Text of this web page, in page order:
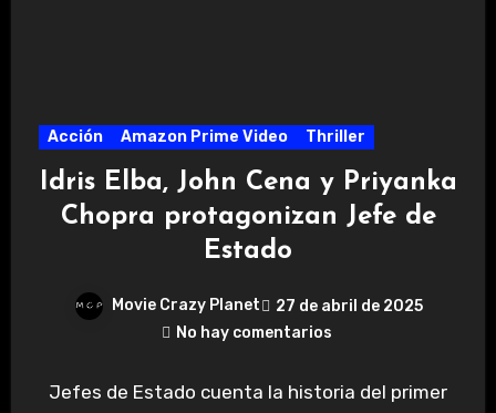
Acción Amazon Prime Video Thriller
Idris Elba, John Cena y Priyanka
Chopra protagonizan Jefe de
Estado
Movie Crazy Planet
27 de abril de 2025
No hay comentarios
Jefes de Estado cuenta la historia del primer